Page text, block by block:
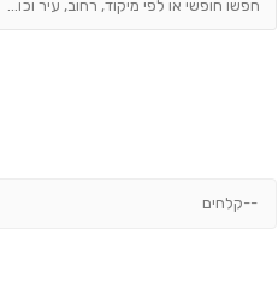
--קלחים